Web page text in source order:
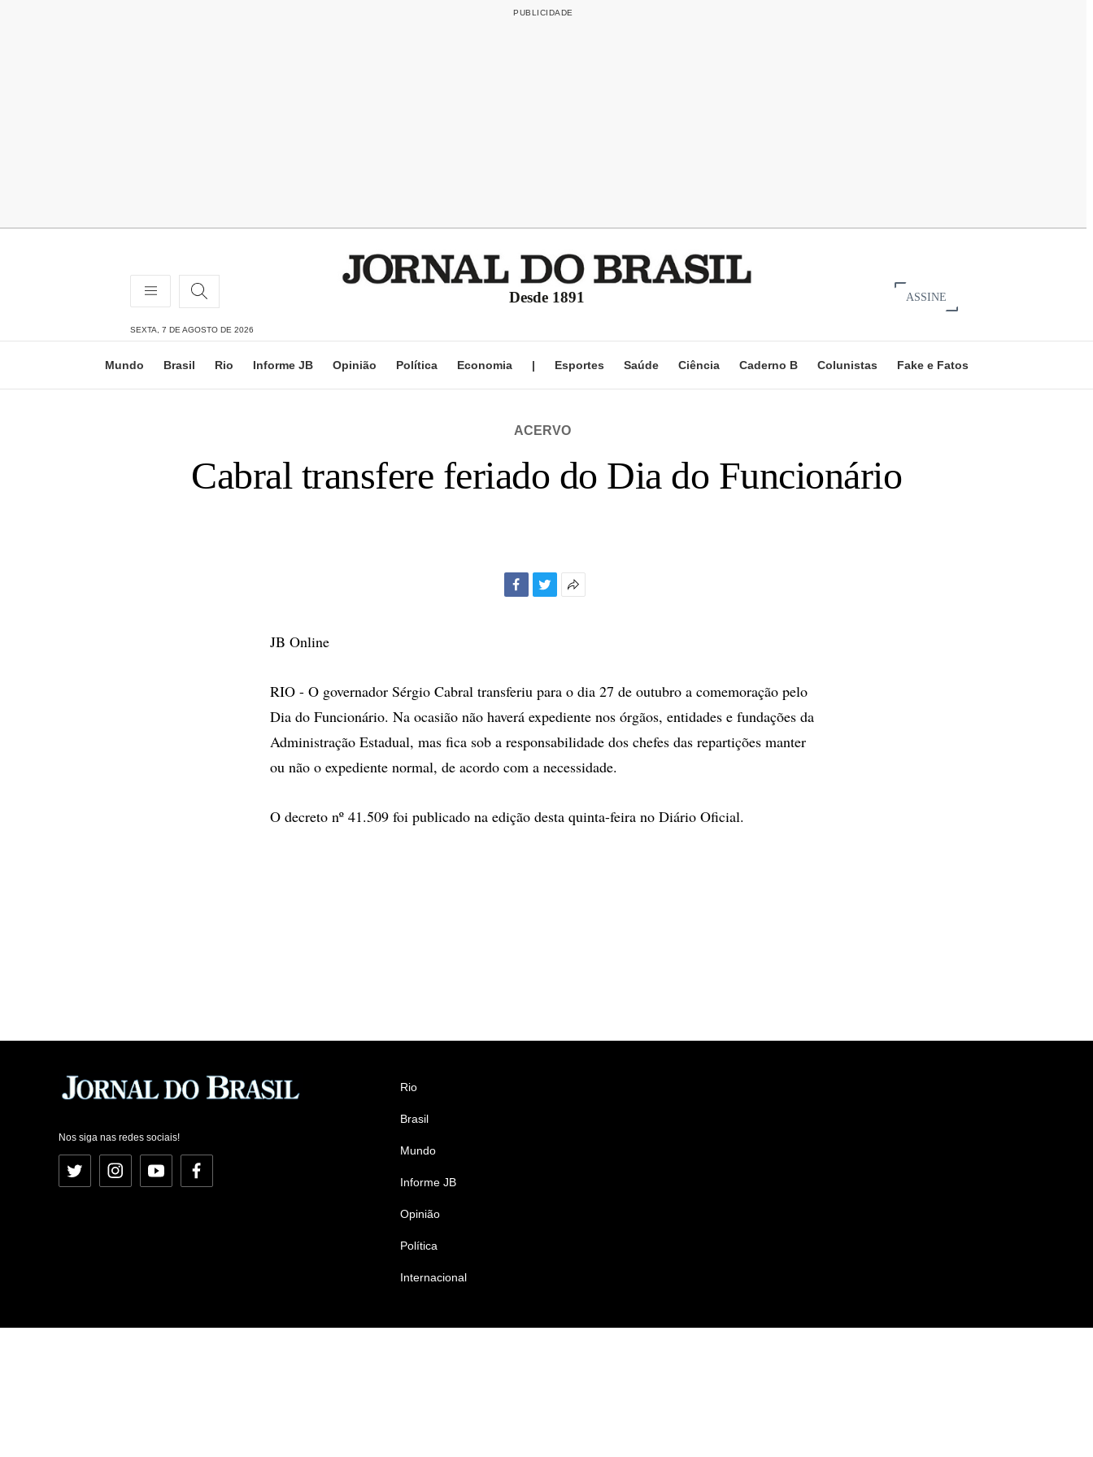
Desde 1891 ASSINE
SEXTA, 7 DE AGOSTO DE 2026
Mundo Brasil Rio Informe JB Opinião Política Economia | Esportes Saúde Ciência Caderno B Colunistas Fake e Fatos
ACERVO
Cabral transfere feriado do Dia do Funcionário
JB Online
RIO - O governador Sérgio Cabral transferiu para o dia 27 de outubro a comemoração pelo
Dia do Funcionário. Na ocasião não haverá expediente nos órgãos, entidades e fundações da
Administração Estadual, mas fica sob a responsabilidade dos chefes das repartições manter
ou não o expediente normal, de acordo com a necessidade.
O decreto nº 41.509 foi publicado na edição desta quinta-feira no Diário Oficial.
Nos siga nas redes sociais!
Twitter InstagramYouTubeFacebook
Rio
Brasil
Mundo
Informe JB
Opinião
Política
Internacional